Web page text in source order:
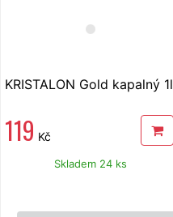
KRISTALON Gold kapalný 1l
119 Kč
Skladem 24 ks